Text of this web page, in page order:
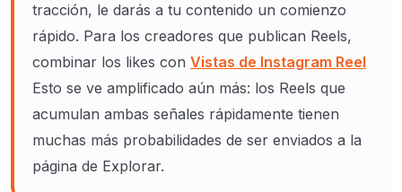
tracción, le darás a tu contenido un comienzo
rápido. Para los creadores que publican Reels,
combinar los likes con Vistas de Instagram Reel
Esto se ve amplificado aún más: los Reels que
acumulan ambas señales rápidamente tienen
muchas más probabilidades de ser enviados a la
página de Explorar.